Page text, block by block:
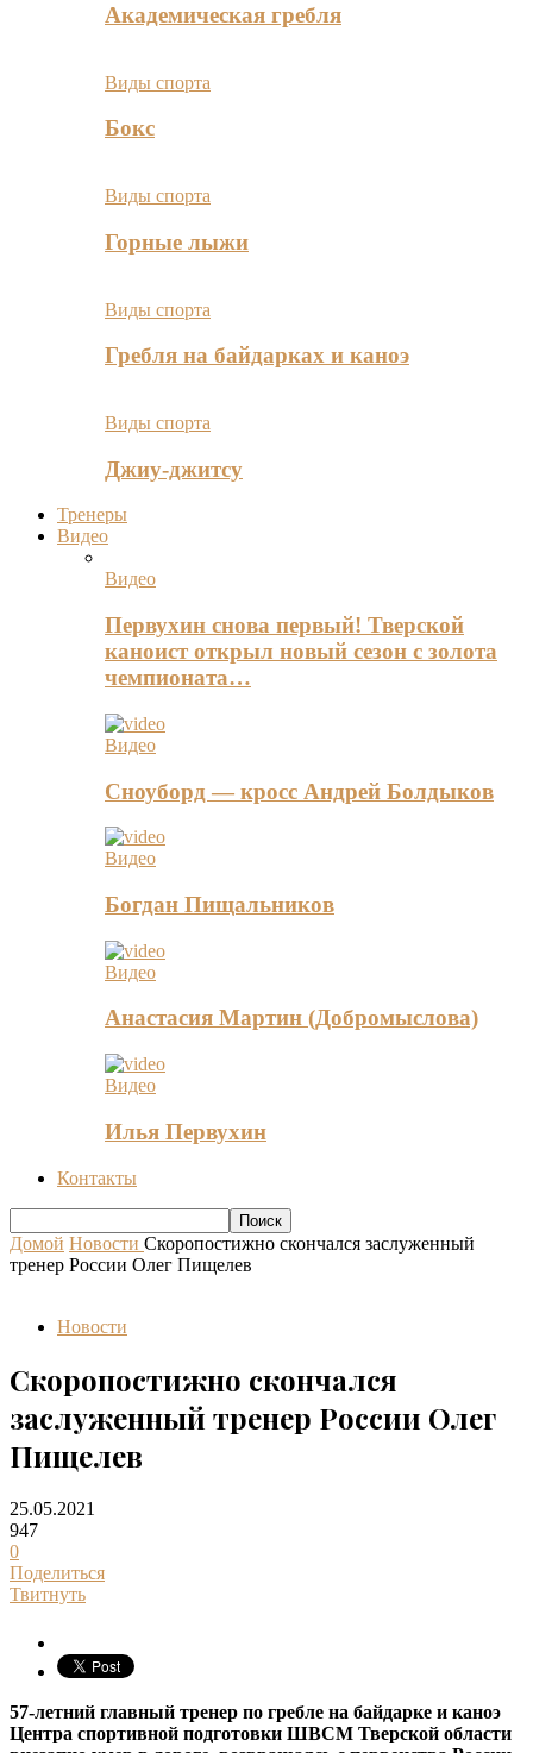
Академическая гребля
Виды спорта
Бокс
Виды спорта
Горные лыжи
Виды спорта
Гребля на байдарках и каноэ
Виды спорта
Джиу-джитсу
Тренеры
Видео
Видео
Первухин снова первый! Тверской
каноист открыл новый сезон с золота
чемпионата…
Видео
Сноуборд — кросс Андрей Болдыков
Видео
Богдан Пищальников
Видео
Анастасия Мартин (Добромыслова)
Видео
Илья Первухин
Контакты
Домой Новости Скоропостижно скончался заслуженный
тренер России Олег Пищелев
Новости
Скоропостижно скончался
заслуженный тренер России Олег
Пищелев
25.05.2021
947
0
Поделиться
Твитнуть
57-летний главный тренер по гребле на байдарке и каноэ
Центра спортивной подготовки ШВСМ Тверской области